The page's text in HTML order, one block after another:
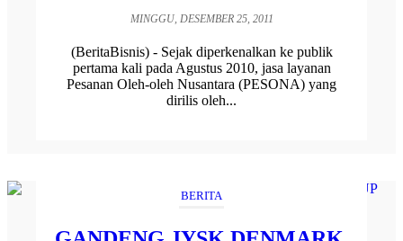
MINGGU, DESEMBER 25, 2011
(BeritaBisnis) - Sejak diperkenalkan ke publik
pertama kali pada Agustus 2010, jasa layanan
Pesanan Oleh-oleh Nusantara (PESONA) yang
dirilis oleh...
BERITA